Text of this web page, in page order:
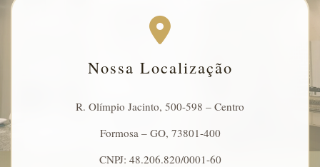
Nossa Localização
R. Olímpio Jacinto, 500-598 – Centro
Formosa – GO, 73801-400
CNPJ: 48.206.820/0001-60